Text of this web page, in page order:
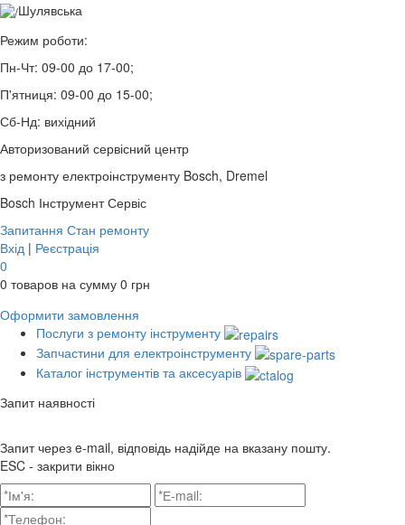
Шулявська
Режим роботи:
Пн-Чт: 09-00 до 17-00;
П'ятниця: 09-00 до 15-00;
Сб-Нд: вихідний
Авторизований сервісний центр
з ремонту електроінструменту Bosch, Dremel
Bosch Інструмент Сервіс
Запитання Стан ремонту
Вхід | Реєстрація
0
0 товаров на сумму 0 грн
Оформити замовлення
Послуги з ремонту інструменту
Запчастини для електроінструменту
Каталог інструментів та аксесуарів
Запит наявності
Запит через e-mail, відповідь надійде на вказану пошту.
ESC - закрити вікно